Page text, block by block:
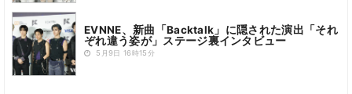
EVNNE、新曲「Backtalk」に隠された演出「それ
ぞれ違う姿が」ステージ裏インタビュー
5月9日 16時15分